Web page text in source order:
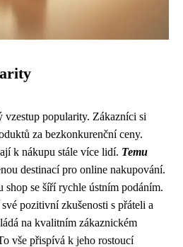
vzestup popularity. Zákazníci si
za bezkonkurenční ceny.
k nákupu stále více lidí. Temu
destinací pro online nakupování.
shop se šíří rychle ústním podáním.
pozitivní zkušenosti s přáteli a
na kvalitním zákaznickém
vše přispívá k jeho rostoucí